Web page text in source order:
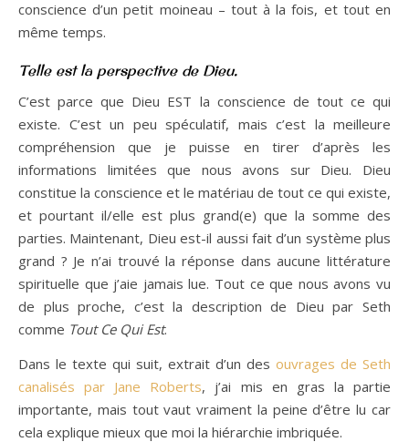
conscience d’un petit moineau – tout à la fois, et tout en
même temps.
Telle est la perspective de Dieu.
C’est parce que Dieu EST la conscience de tout ce qui
existe. C’est un peu spéculatif, mais c’est la meilleure
compréhension que je puisse en tirer d’après les
informations limitées que nous avons sur Dieu. Dieu
constitue la conscience et le matériau de tout ce qui existe,
et pourtant il/elle est plus grand(e) que la somme des
parties. Maintenant, Dieu est-il aussi fait d’un système plus
grand ? Je n’ai trouvé la réponse dans aucune littérature
spirituelle que j’aie jamais lue. Tout ce que nous avons vu
de plus proche, c’est la description de Dieu par Seth
comme Tout Ce Qui Est.
Dans le texte qui suit, extrait d’un des ouvrages de Seth
canalisés par Jane Roberts, j’ai mis en gras la partie
importante, mais tout vaut vraiment la peine d’être lu car
cela explique mieux que moi la hiérarchie imbriquée.